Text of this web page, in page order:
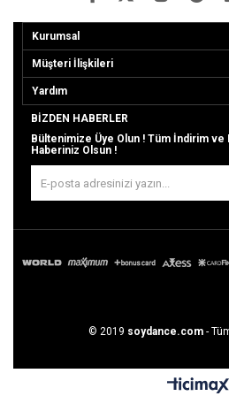
Kurumsal
Müşteri İlişkileri
Yardım
BIZDEN HABERLER
Bültenimize Üye Olun ! Tüm İndirim ve
Haberiniz Olsun !
© 2019 soydance.com-